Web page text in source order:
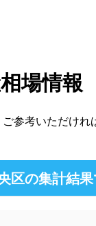
参考いただけれ
区の集計結